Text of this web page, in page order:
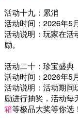
活动十九：累消
活动时间：2026年5
活动说明：玩家在活
励。
活动二十：珍宝盛典
活动时间：2026年5
活动说明：活动期间
励进行抽奖，活动每
箱等极品大奖等你选！